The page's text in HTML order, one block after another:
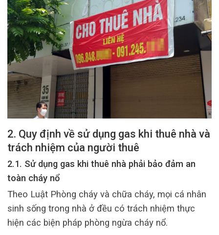
2. Quy định về sử dụng gas khi thuê nhà và
trách nhiệm của người thuê
2.1. Sử dụng gas khi thuê nhà phải bảo đảm an
toàn cháy nổ
Theo Luật Phòng cháy và chữa cháy, mọi cá nhân
sinh sống trong nhà ở đều có trách nhiệm thực
hiện các biện pháp phòng ngừa cháy nổ.